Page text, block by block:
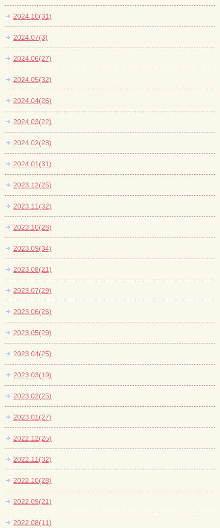
2024.10(31)
2024.07(3)
2024.06(27)
2024.05(32)
2024.04(26)
2024.03(22)
2024.02(28)
2024.01(31)
2023.12(25)
2023.11(32)
2023.10(28)
2023.09(34)
2023.08(21)
2023.07(29)
2023.06(26)
2023.05(29)
2023.04(25)
2023.03(19)
2023.02(25)
2023.01(27)
2022.12(25)
2022.11(32)
2022.10(28)
2022.09(21)
2022.08(11)